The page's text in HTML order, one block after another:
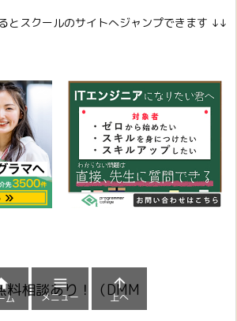
とスクールのサイトへジャンプできます ↓↓
料相談あり！（DMM
ム

メニュー

上へ